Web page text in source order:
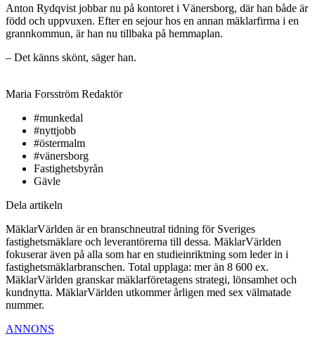
Anton Rydqvist jobbar nu på kontoret i Vänersborg, där han både är
född och uppvuxen. Efter en sejour hos en annan mäklarfirma i en
grannkommun, är han nu tillbaka på hemmaplan.
– Det känns skönt, säger han.
Maria Forsström Redaktör
#munkedal
#nyttjobb
#östermalm
#vänersborg
Fastighetsbyrån
Gävle
Dela artikeln
MäklarVärlden är en branschneutral tidning för Sveriges
fastighetsmäklare och leverantörerna till dessa. MäklarVärlden
fokuserar även på alla som har en studieinriktning som leder in i
fastighetsmäklarbranschen. Total upplaga: mer än 8 600 ex.
MäklarVärlden granskar mäklarföretagens strategi, lönsamhet och
kundnytta. MäklarVärlden utkommer årligen med sex välmatade
nummer.
ANNONS